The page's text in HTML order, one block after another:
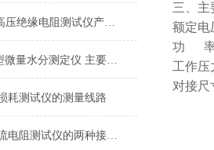
FIM智能高压绝缘电阻测试仪产品讲解
BCS-606型微量水分测定仪 主要技术指标
耗测试仪的测量线路
三通道直流电阻测试仪的两种接线和测量方法
三、主
额定电
功
工作压
对接尺